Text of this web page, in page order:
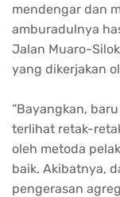
mendengar dan
amburadulnya
Jalan Muaro-
yang dikerjakan
“Bayangkan,
terlihat retak-
oleh metoda
baik. Akibatnya,
pengerasan